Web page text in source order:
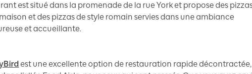
est situé dans la promenade de la rue York et propose des
et des pizzas de style romain servies dans une ambiance
et accueillante.
est une excellente option de restauration rapide décontractée,